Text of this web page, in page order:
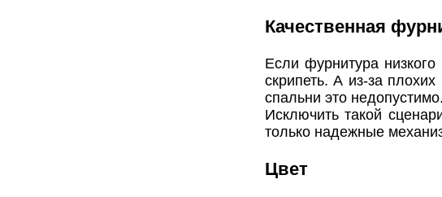
Качественная
Если фурнитура
скрипеть. А из-за
спальни это недопустимо.
Исключить такой
только надежные
Цвет